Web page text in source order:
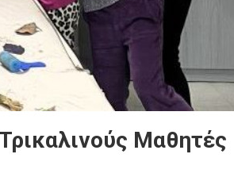
Μαθητές